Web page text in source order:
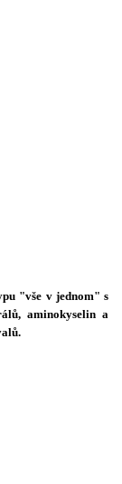
"vše v jednom" s
aminokyselin a